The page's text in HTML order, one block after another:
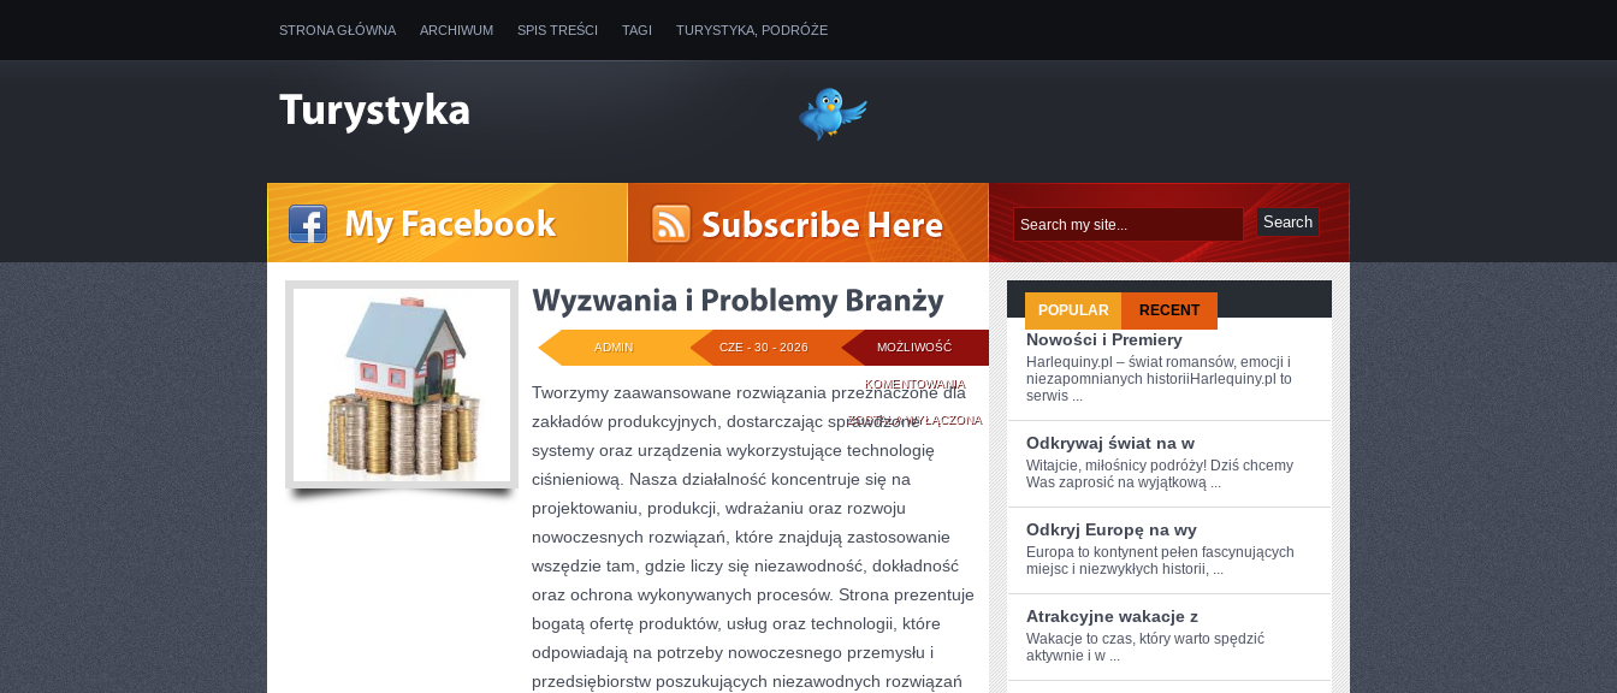
STRONA GŁÓWNA ARCHIWUM SPIS TREŚCI TAGI TURYSTYKA, PODRÓŻE
MOŻLIWOŚĆ
KOMENTOWANIAWYZWANIA
I
PROBLEMY
BRANŻY
ZOSTAŁA WYŁĄCZONA
CZE - 30 - 2026
ADMIN
Tworzymy zaawansowane rozwiązania przeznaczone dla
zakładów produkcyjnych, dostarczając sprawdzone
systemy oraz urządzenia wykorzystujące technologię
ciśnieniową. Nasza działalność koncentruje się na
projektowaniu, produkcji, wdrażaniu oraz rozwoju
nowoczesnych rozwiązań, które znajdują zastosowanie
wszędzie tam, gdzie liczy się niezawodność, dokładność
oraz ochrona wykonywanych procesów. Strona prezentuje
bogatą ofertę produktów, usług oraz technologii, które
odpowiadają na potrzeby nowoczesnego przemysłu i
przedsiębiorstw poszukujących niezawodnych rozwiązań
POPULAR RECENT
Nowości i Premiery
Harlequiny.pl – świat romansów, emocji i
niezapomnianych historiiHarlequiny.pl to
serwis ...
Odkrywaj świat na w
Witajcie, miłośnicy podróży! Dziś chcemy
Was zaprosić na⁤ wyjątkową ...
Odkryj Europę na wy
Europa‌ to kontynent pełen fascynujących
miejsc i niezwykłych​ historii, ...
Atrakcyjne wakacje z
Wakacje to czas,‌ który warto‍ spędzić
aktywnie⁣ i‌ w ...